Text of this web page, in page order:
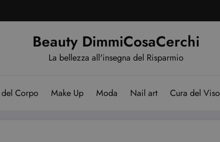
Beauty DimmiCosaCerchi
La bellezza all'insegna del Risparmio
Corpo Make Up Moda Nail art Cura del Viso